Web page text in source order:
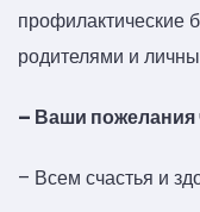
профилактические
родителями и
– Ваши пожелания
– Всем счастья и